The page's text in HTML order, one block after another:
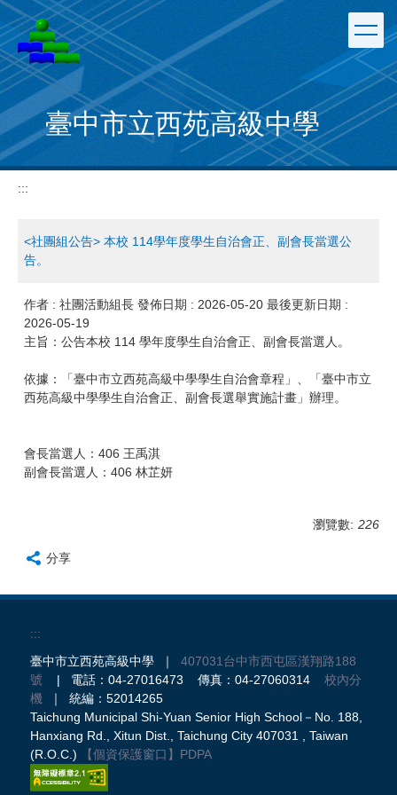
跳
到
主
要
內
容
區
臺中市立西苑高級中學
:::
<社團組公告> 本校 114學年度學生自治會正、副會長當選公
告。
作者 : 社團活動組長 發佈日期 : 2026-05-20 最後更新日期 :
2026-05-19
主旨：公告本校 114 學年度學生自治會正、副會長當選人。
依據：「臺中市立西苑高級中學學生自治會章程」、「臺中市立
西苑高級中學學生自治會正、副會長選舉實施計畫」辦理。
會長當選人：406 王禹淇
副會長當選人：406 林芷妍
瀏覽數: 226
分享
:::
臺中市立西苑高級中學 ｜ 407031台中市西屯區漢翔路188
號 | 電話：04-27016473 傳真：04-27060314 校內分
機 ｜ 統編：52014265
Taichung Municipal Shi-Yuan Senior High School－No. 188,
Hanxiang Rd., Xitun Dist., Taichung City 407031 , Taiwan
(R.O.C.)
【個資保護窗口】 PDPA